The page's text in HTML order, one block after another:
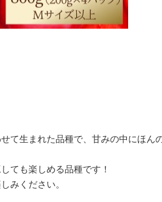
て生まれた品種で、甘みの中にほん
ても楽しめる品種です！
みください。